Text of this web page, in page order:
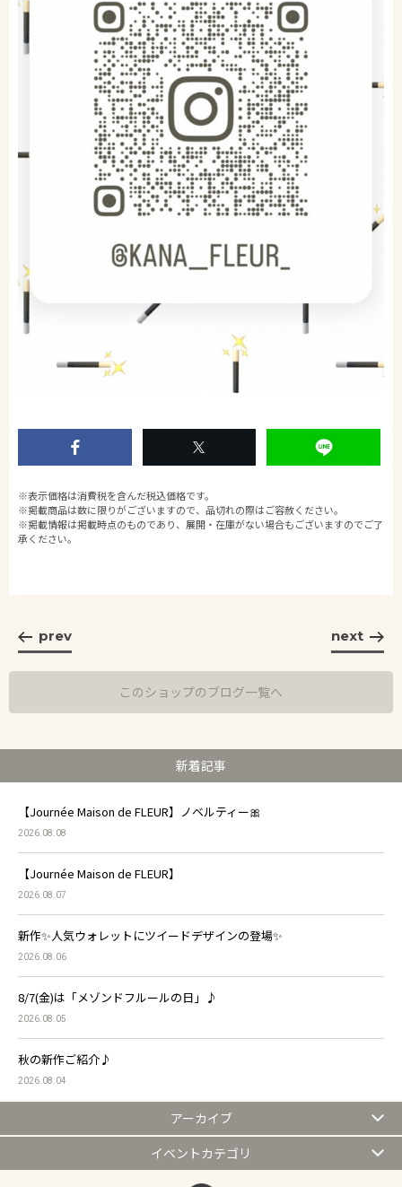
※表示価格は消費税を含んだ税込価格です。
※掲載商品は数に限りがございますので、品切れの際はご容赦ください。
※掲載情報は掲載時点のものであり、展開・在庫がない場合もございますのでご了
承ください。
prev next
このショップのブログ一覧へ
新着記事
【Journée Maison de FLEUR】ノベルティー🎀
2026.08.08
【Journée Maison de FLEUR】
2026.08.07
新作✨人気ウォレットにツイードデザインの登場✨
2026.08.06
8/7(金)は「メゾンドフルールの日」♪
2026.08.05
秋の新作ご紹介♪
2026.08.04
アーカイブ
イベントカテゴリ